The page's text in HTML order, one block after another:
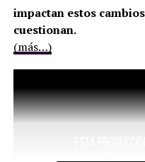
impactan estos
cuestionan.
(más…)